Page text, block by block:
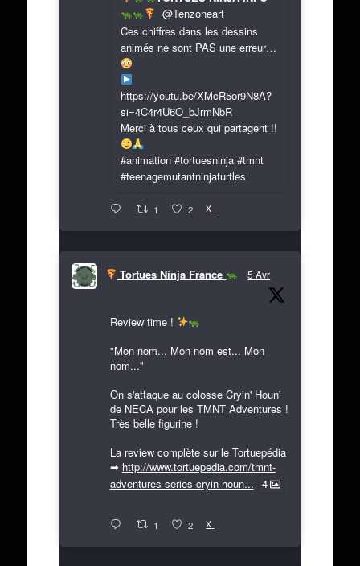
@Tenzoneart
Ces chiffres dans les dessins
animés ne sont PAS une erreur…
https://youtu.be/XMcR5or9N8A?
si=4C4r4U6O_bJrmNbR
Merci à tous ceux qui partagent !!
#animation #tortuesninja #tmnt
#teenagemutantninjaturtles
1 2 X
Tortues Ninja France 5 Avr
Review time !
"Mon nom... Mon nom est... Mon
nom..."
On s'attaque au colosse Cryin' Houn'
de NECA pour les TMNT Adventures !
Très belle figurine !
La review complète sur le Tortuepédia
➡ http://www.tortuepedia.com/tmnt-
adventures-series-cryin-houn... 4
1 2 X